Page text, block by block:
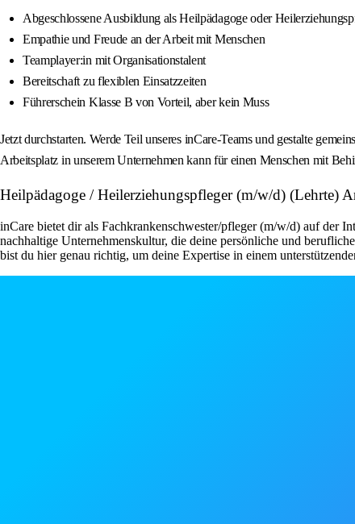
Abgeschlossene Ausbildung als Heilpädagoge oder
Empathie und Freude an der Arbeit mit Menschen
Teamplayer:in mit Organisationstalent
Bereitschaft zu flexiblen Einsatzzeiten
Führerschein Klasse B von Vorteil, aber kein Muss
Jetzt durchstarten. Werde Teil unseres inCare-Teams und gestalte
Arbeitsplatz in unserem Unternehmen kann für einen Menschen mit
Heilpädagoge / Heilerziehungspfleger (m/w/d) (Lehrte)
inCare bietet dir als Fachkrankenschwester/pfleger (m/w/d) auf der
nachhaltige Unternehmenskultur, die deine persönliche und
bist du hier genau richtig, um deine Expertise in einem